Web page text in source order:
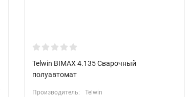
Telwin BIMAX 4.135 Сварочный
полуавтомат
Производитель: Telwin